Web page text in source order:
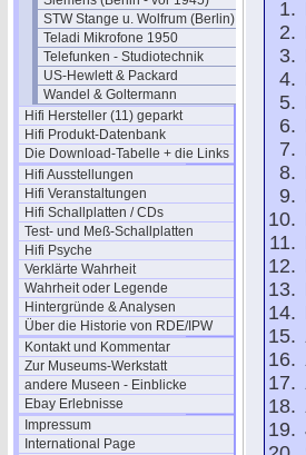
STW Stange u. Wolfrum (Berlin)
Teladi Mikrofone 1950
Telefunken - Studiotechnik
US-Hewlett & Packard
Wandel & Goltermann
Hifi Hersteller (11) geparkt
Hifi Produkt-Datenbank
Die Download-Tabelle + die Links
Hifi Ausstellungen
Hifi Veranstaltungen
Hifi Schallplatten / CDs
Test- und Meß-Schallplatten
Hifi Psyche
Verklärte Wahrheit
Wahrheit oder Legende
Hintergründe & Analysen
Über die Historie von RDE/IPW
Kontakt und Kommentar
Zur Museums-Werkstatt
andere Museen - Einblicke
Ebay Erlebnisse
Impressum
International Page